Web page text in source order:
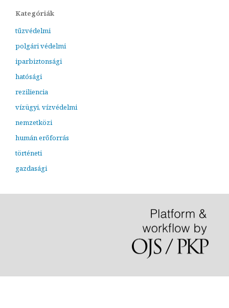
Kategóriák
tűzvédelmi
polgári védelmi
iparbiztonsági
hatósági
reziliencia
vízügyi, vízvédelmi
nemzetközi
humán erőforrás
történeti
gazdasági